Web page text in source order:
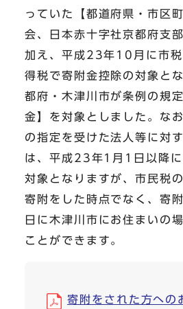
っていた【都道府県・市区
会、日本赤十字社京都府支
加え、平成23年10月に市税
得税で寄附金控除の対象と
都府・木津川市が条例の規
金】を対象としました。な
の指定を受けた法人等に対
は、平成23年1月1日以降
対象となりますが、市民税
寄附をした時点でなく、寄
日に木津川市にお住まいの
ことができます。
寄附をされた方への